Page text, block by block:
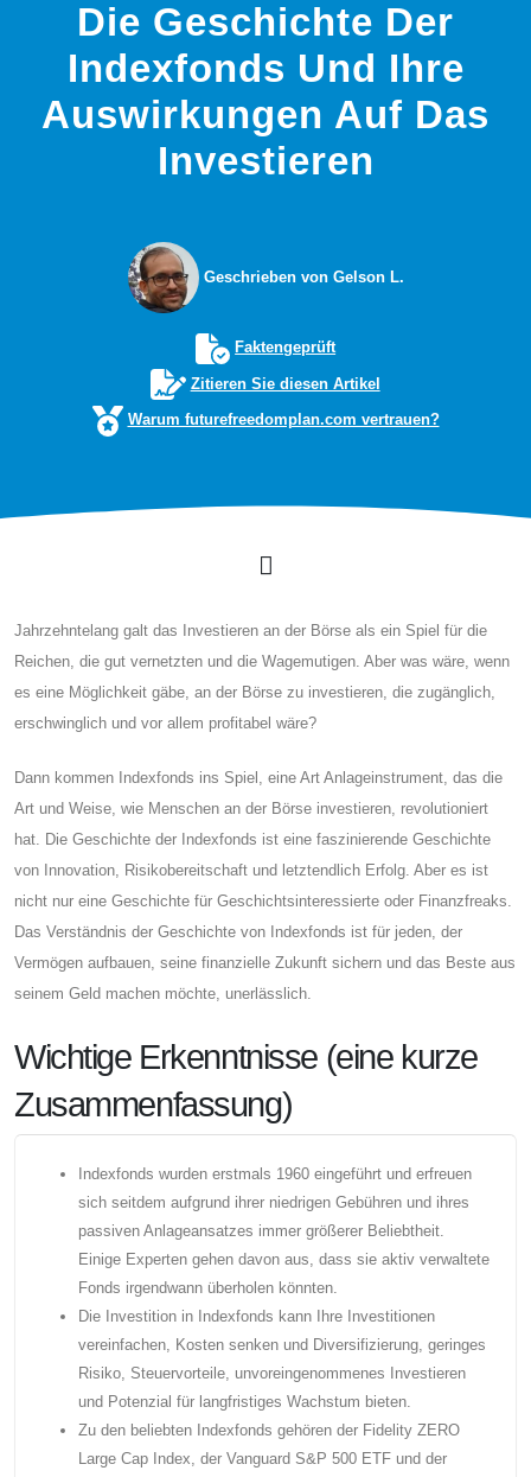
Die Geschichte Der
Indexfonds Und Ihre
Auswirkungen Auf Das
Investieren
Geschrieben von Gelson L.
Faktengeprüft
Zitieren Sie diesen Artikel
Warum futurefreedomplan.com vertrauen?
Jahrzehntelang galt das Investieren an der Börse als ein Spiel für die
Reichen, die gut vernetzten und die Wagemutigen. Aber was wäre, wenn
es eine Möglichkeit gäbe, an der Börse zu investieren, die zugänglich,
erschwinglich und vor allem profitabel wäre?
Dann kommen Indexfonds ins Spiel, eine Art Anlageinstrument, das die
Art und Weise, wie Menschen an der Börse investieren, revolutioniert
hat. Die Geschichte der Indexfonds ist eine faszinierende Geschichte
von Innovation, Risikobereitschaft und letztendlich Erfolg. Aber es ist
nicht nur eine Geschichte für Geschichtsinteressierte oder Finanzfreaks.
Das Verständnis der Geschichte von Indexfonds ist für jeden, der
Vermögen aufbauen, seine finanzielle Zukunft sichern und das Beste aus
seinem Geld machen möchte, unerlässlich.
Wichtige Erkenntnisse (eine kurze
Zusammenfassung)
Indexfonds wurden erstmals 1960 eingeführt und erfreuen
sich seitdem aufgrund ihrer niedrigen Gebühren und ihres
passiven Anlageansatzes immer größerer Beliebtheit.
Einige Experten gehen davon aus, dass sie aktiv verwaltete
Fonds irgendwann überholen könnten.
Die Investition in Indexfonds kann Ihre Investitionen
vereinfachen, Kosten senken und Diversifizierung, geringes
Risiko, Steuervorteile, unvoreingenommenes Investieren
und Potenzial für langfristiges Wachstum bieten.
Zu den beliebten Indexfonds gehören der Fidelity ZERO
Large Cap Index, der Vanguard S&P 500 ETF und der